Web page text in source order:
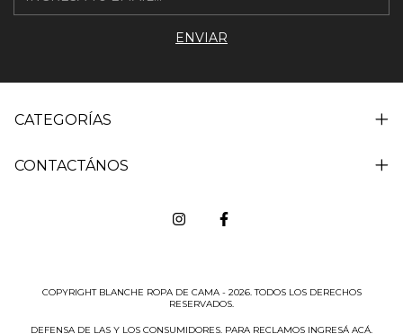
CATEGORÍAS
CONTACTÁNOS
COPYRIGHT BLANCHE ROPA DE CAMA - 2026. TODOS LOS DERECHOS
RESERVADOS.
DEFENSA DE LAS Y LOS CONSUMIDORES. PARA RECLAMOS INGRESÁ ACÁ.